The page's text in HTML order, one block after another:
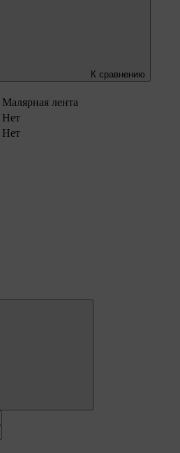
К сравнению
Малярная лента
Нет
Нет